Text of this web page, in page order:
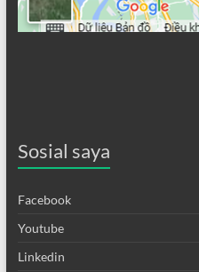
Sosial saya
Facebook
Youtube
Linkedin